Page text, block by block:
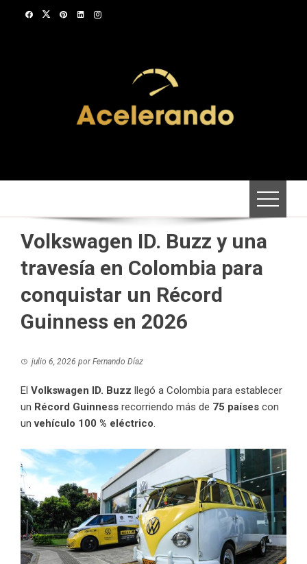
Volkswagen ID. Buzz y una
travesía en Colombia para
conquistar un Récord
Guinness en 2026
julio 6, 2026 porFernando Díaz
El Volkswagen ID. Buzz llegó a Colombia para establecer
un Récord Guinness recorriendo más de 75 países con
unvehículo 100 % eléctrico.